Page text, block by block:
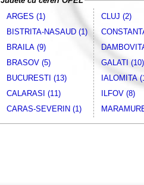
ARGES (1)
BISTRITA-NASAUD (1)
BRAILA (9)
BRASOV (5)
BUCURESTI (13)
CALARASI (11)
CARAS-SEVERIN (1)
CLUJ (2)
GALATI (10)
IALOMITA
ILFOV (8)